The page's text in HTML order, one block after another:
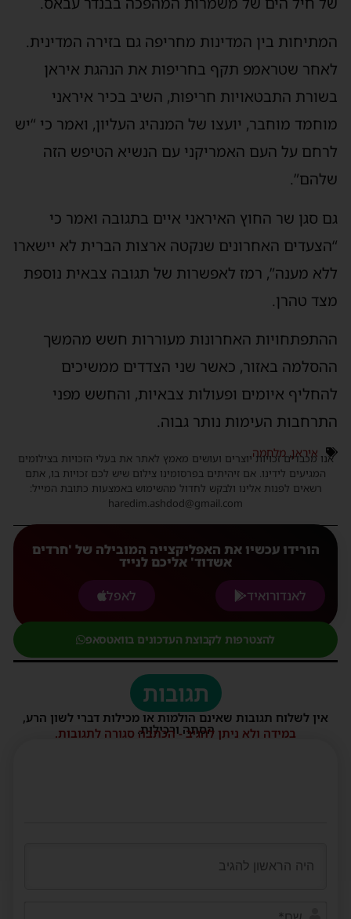
המתיחות בין המדינות מחריפה גם בזירה המדינית.
לאחר שטראמפ תקף בחריפות את הנהגת איראן
בשורת התבטאויות חריפות, השיב בכיר איראני
מוחמד מוחבר, יועצו של המנהיג העליון, ואמר כי “יש
לרחם על העם האמריקני עם הנשיא הטיפש הזה
שלהם”.
גם סגן שר החוץ האיראני איים בתגובה ואמר כי
“הצעדים האחרונים שנקטה ארצות הברית לא יישארו
ללא מענה”, רמז לאפשרות של תגובה צבאית נוספת
מצד טהרן.
ההתפתחויות האחרונות מעוררות חשש מהמשך
ההסלמה באזור, כאשר שני הצדדים ממשיכים
להחליף איומים ופעולות צבאיות, והחשש מפני
התרחבות העימות נותר גבוה.
איראן, מלחמה
אנו מכבדים זכויות יוצרים ועושים מאמץ לאתר את בעלי הזכויות בצילומים
המגיעים לידינו. אם זיהיתים בפרסומינו צילום שיש לכם זכויות בו, אתם
רשאים לפנות אלינו ולבקש לחדול מהשימוש באמצעות כתובת המייל:
haredim.ashdod@gmail.com
הורידו עכשיו את האפליקצייה המובילה של 'חרדים
אשדוד' אליכם לנייד
לאנדורואיד
לאפל
להצטרפות לקבוצת העדכונים בוואטסאפ
תגובות
אין לשלוח תגובות שאינם הולמות או מכילות דברי לשון הרע,
הסתה ורכילות.
במידה ולא ניתן להגיב - הכתבה סגורה לתגובות.